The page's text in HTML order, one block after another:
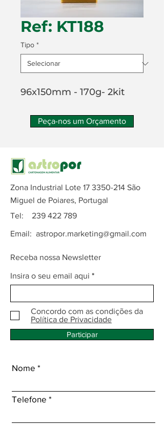
Ref: KT188
Tipo *
96x150mm - 170g- 2kit
Peça-nos um Orçamento
Zona Industrial Lote 17 3350-214 São
Miguel de Poiares, Portugal
Tel: 239 422 789
Email: astropor.marketing@gmail.com
Receba nossa Newsletter
Insira o seu email aqui
Concordo com as condições da
Política de Privacidade
Participar
Nome
Telefone